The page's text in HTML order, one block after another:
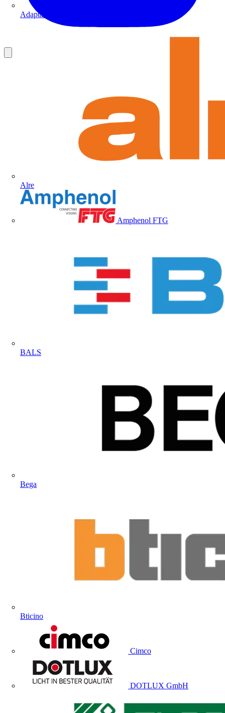
Adaptaflex
Alre
Amphenol FTG
BALS
Bega
Bticino
Cimco
DOTLUX GmbH